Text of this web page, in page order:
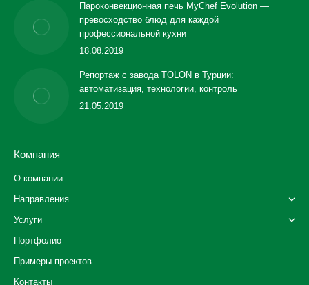
Пароконвекционная печь MyChef Evolution —
превосходство блюд для каждой
профессиональной кухни
18.08.2019
Репортаж с завода TOLON в Турции:
автоматизация, технологии, контроль
21.05.2019
Компания
О компании
Направления
Услуги
Портфолио
Примеры проектов
Контакты